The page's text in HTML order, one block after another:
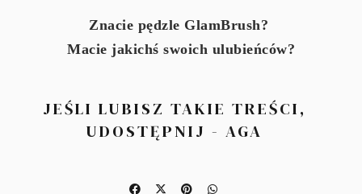
Znacie pędzle GlamBrush?
Macie jakichś swoich ulubieńców?
JEŚLI LUBISZ TAKIE TREŚCI,
UDOSTĘPNIJ - AGA